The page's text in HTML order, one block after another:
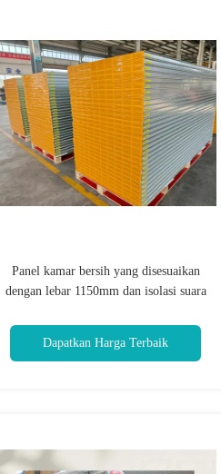
Panel kamar bersih yang disesuaikan
dengan lebar 1150mm dan isolasi suara
Dapatkan Harga Terbaik